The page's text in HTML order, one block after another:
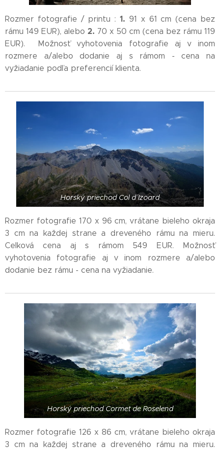
Rozmer fotografie / printu :1. 91 x 61 cm (cena bez
rámu 149 EUR), alebo 2. 70 x 50 cm (cena bez rámu 119
EUR). Možnosť vyhotovenia fotografie aj v inom
rozmere a/alebo dodanie aj s rámom - cena na
vyžiadanie podľa preferencií klienta.
Horský priechod Col d´ Izoard
Rozmer fotografie 170 x 96 cm, vrátane bieleho okraja
3 cm na každej strane a dreveného rámu na mieru.
Celková cena aj s rámom 549 EUR. Možnosť
vyhotovenia fotografie aj v inom rozmere a/alebo
dodanie bez rámu - cena na vyžiadanie.
Horský priechod Cormet de Roselend
Rozmer fotografie 126 x 86 cm, vrátane bieleho okraja
3 cm na každej strane a dreveného rámu na mieru.